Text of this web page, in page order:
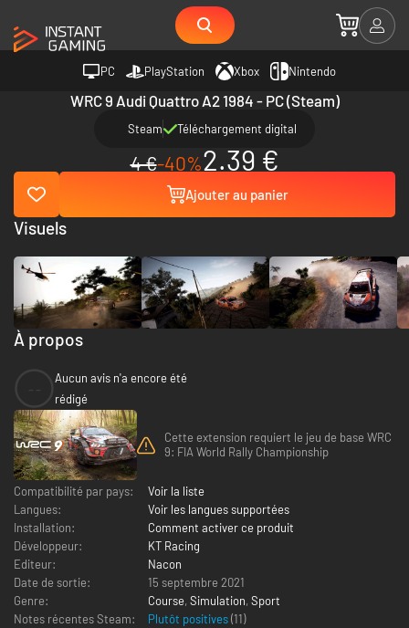
PC PlayStation Xbox Nintendo
WRC 9 Audi Quattro A2 1984 - PC (Steam)
Steam Téléchargement digital
4 €-40%2.39 €
Ajouter au panier
À propos
Aucun avis n'a encore été
rédigé
Cette extension requiert le jeu de base WRC
9: FIA World Rally Championship
Compatibilité par pays:
Voir la liste
Langues:
Voir les langues supportées
Installation:
Comment activer ce produit
Développeur:
KT Racing
Editeur:
Nacon
Date de sortie:
15 septembre 2021
Genre:
Course, Simulation, Sport
Notes récentes Steam:
Plutôt positives(11)
Visuels